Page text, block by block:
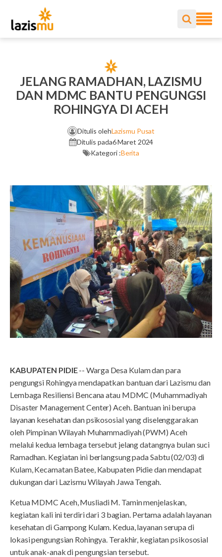
JELANG RAMADHAN, LAZISMU
DAN MDMC BANTU PENGUNGSI
ROHINGYA DI ACEH
Ditulis olehLazismu Pusat
Ditulis pada6 Maret 2024
Kategori :Berita
KABUPATEN PIDIE-- Warga Desa Kulam dan para
pengungsi Rohingya mendapatkan bantuan dari Lazismu dan
Lembaga Resiliensi Bencana atau MDMC (Muhammadiyah
Disaster Management Center) Aceh. Bantuan ini berupa
layanan kesehatan dan psikososial yang diselenggarakan
oleh Pimpinan Wilayah Muhammadiyah (PWM) Aceh
melalui kedua lembaga tersebut jelang datangnya bulan suci
Ramadhan. Kegiatan ini berlangsung pada Sabtu (02/03) di
Kulam, Kecamatan Batee, Kabupaten Pidie dan mendapat
dukungan dari Lazismu Wilayah Jawa Tengah.
Ketua MDMC Aceh, Musliadi M. Tamin menjelaskan,
kegiatan kali ini terdiri dari 3 bagian. Pertama adalah layanan
kesehatan di Gampong Kulam. Kedua, layanan serupa di
lokasi pengungsian Rohingya. Terakhir, kegiatan psikososial
untuk anak-anak di pengungsian tersebut.